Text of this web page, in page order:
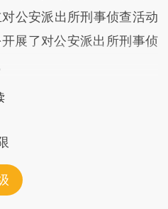
公安派出所刑事侦查活动
展了对公安派出所刑事侦